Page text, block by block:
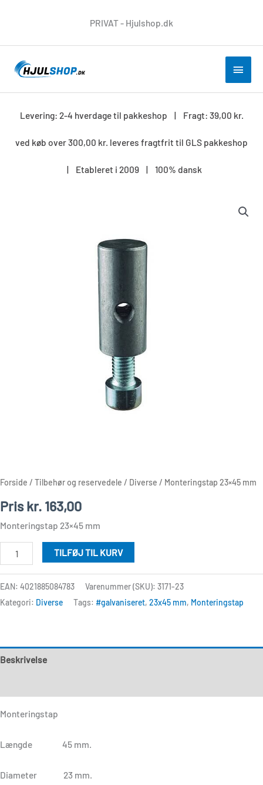
PRIVAT - Hjulshop.dk
Levering: 2-4 hverdage til pakkeshop | Fragt: 39,00 kr.
ved køb over 300,00 kr. leveres fragtfrit til GLS pakkeshop
| Etableret i 2009 | 100% dansk
Forside / Tilbehør og reservedele / Diverse / Monteringstap 23×45 mm
Priskr. 163,00
Monteringstap 23×45 mm
TILFØJ TIL KURV
EAN: 4021885084783 Varenummer (SKU): 3171-23
Kategori: Diverse Tags: #galvaniseret, 23x45 mm, Monteringstap
Beskrivelse
Monteringstap
Længde 45 mm.
Diameter 23 mm.